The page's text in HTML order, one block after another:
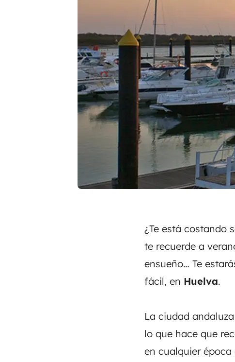
¿Te está costando
te recuerde a
ensueño… Te
fácil, en Huelva.
La ciudad
lo que hace que
en cualquier época